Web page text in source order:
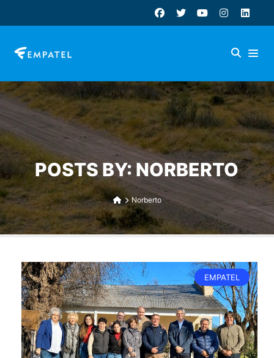
POSTS BY: NORBERTO
Norberto
EMPATEL